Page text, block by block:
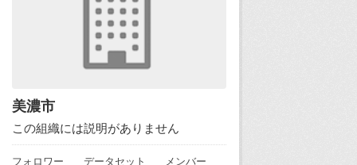
美濃市
この組織には説明がありません
フォロワー データセット メンバー